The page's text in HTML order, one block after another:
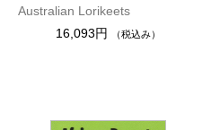
Australian Lorikeets
16,093円
（税込み）